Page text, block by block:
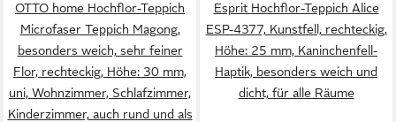
OTTO home Hochflor-Teppich
Microfaser Teppich Magong,
besonders weich, sehr feiner
Flor, rechteckig, Höhe: 30 mm,
uni, Wohnzimmer, Schlafzimmer,
Kinderzimmer, auch rund und als
Esprit Hochflor-Teppich Alice
ESP-4377, Kunstfell, rechteckig,
Höhe: 25 mm, Kaninchenfell-
Haptik, besonders weich und
dicht, für alle Räume